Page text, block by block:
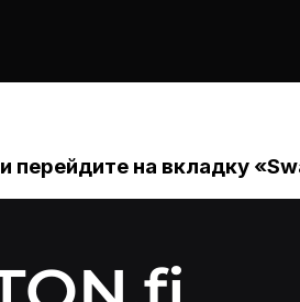
и перейдите на вкладку